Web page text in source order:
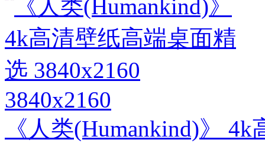
3840x2160
《人类(Humankind)》